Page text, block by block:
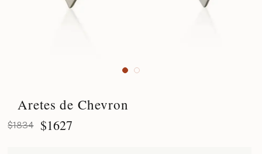
Aretes de Chevron
$1834 $1627